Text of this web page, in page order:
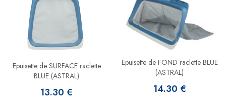
Epuisette de SURFACE raclette
BLUE (ASTRAL)
13.30 €
Epuisette de FOND raclette BLUE
(ASTRAL)
14.30 €